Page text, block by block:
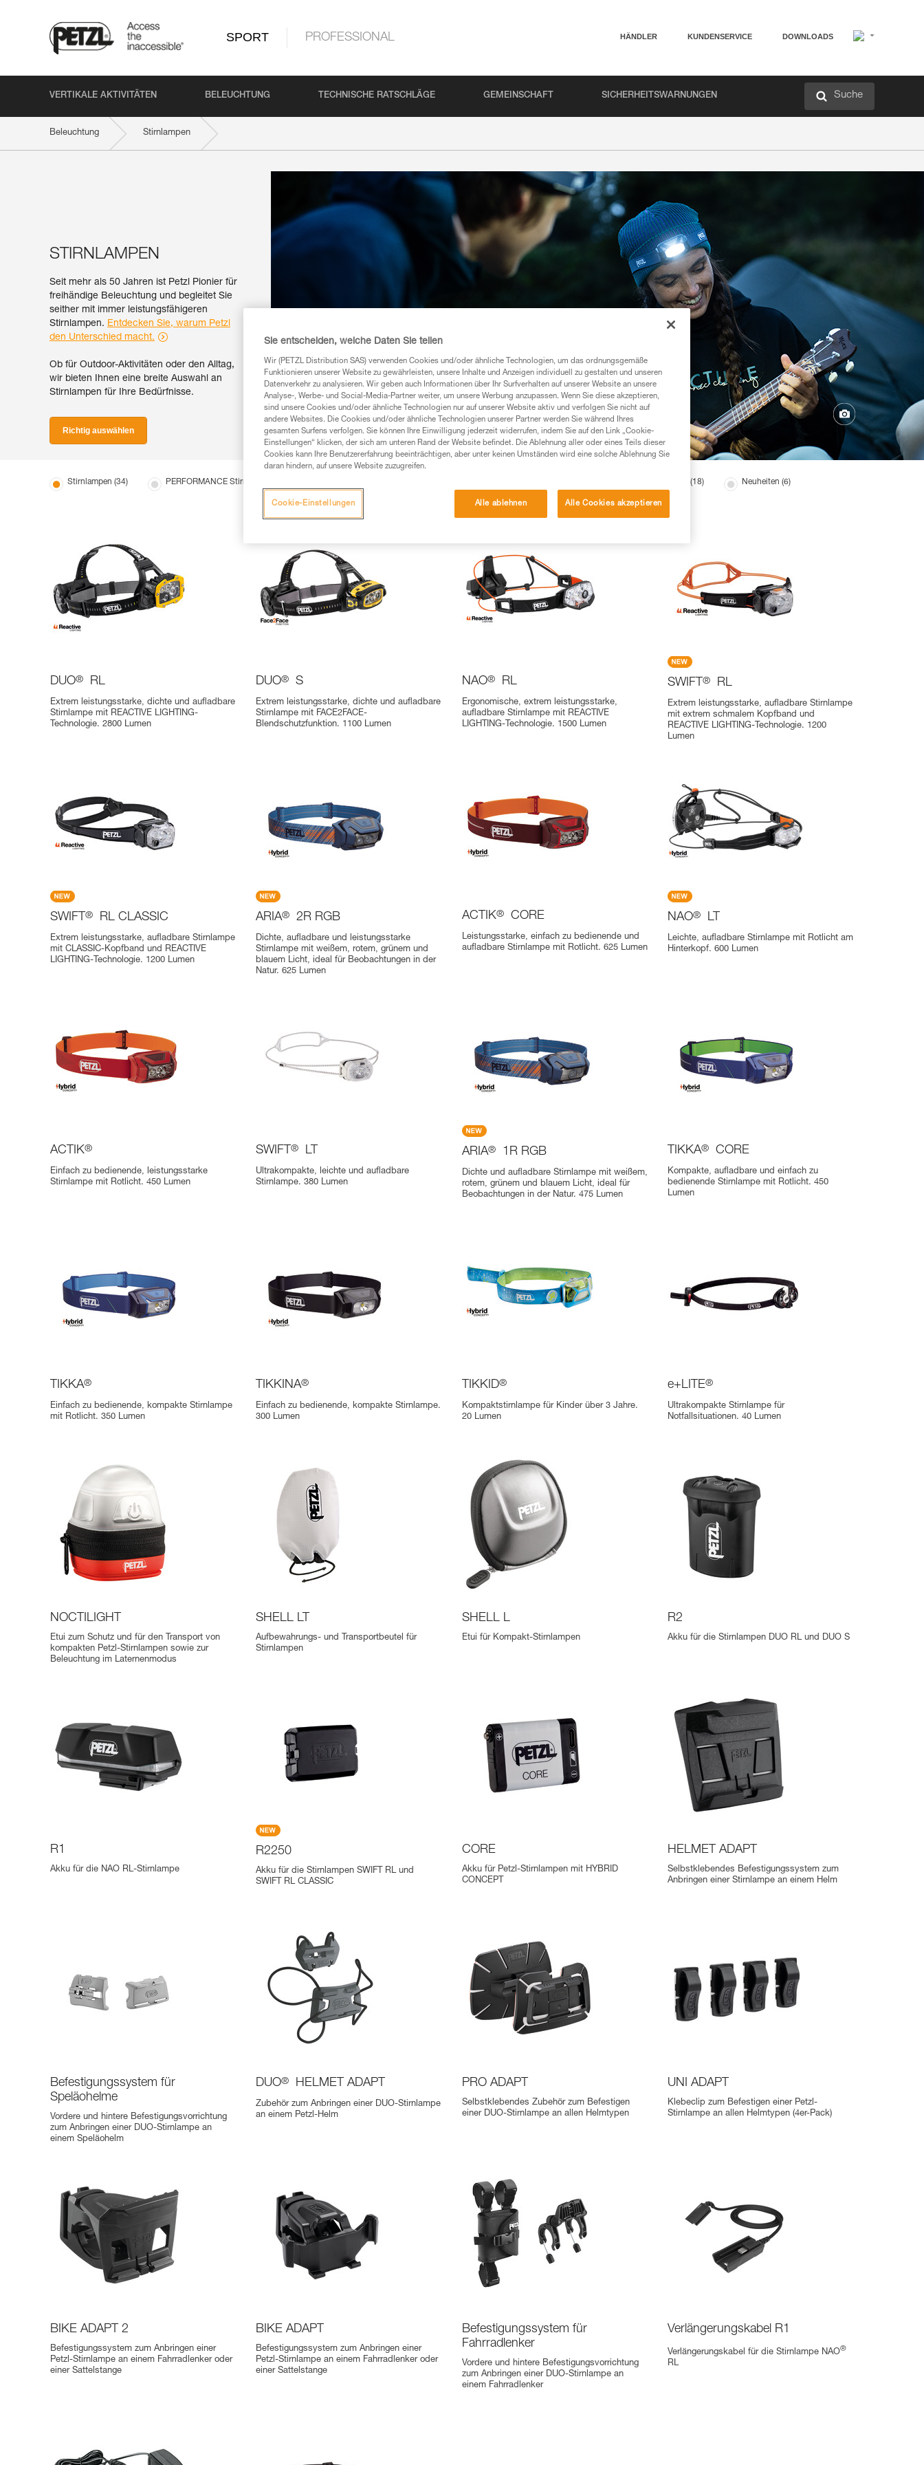
SPORT PROFESSIONAL HÄNDLER KUNDENSERVICE DOWNLOADS
VERTIKALE AKTIVITÄTEN BELEUCHTUNG TECHNISCHE RATSCHLÄGE GEMEINSCHAFT SICHERHEITSWARNUNGEN Suche
Beleuchtung Stirnlampen
STIRNLAMPEN
Seit mehr als 50 Jahren ist Petzl Pionier für
freihändige Beleuchtung und begleitet Sie
seither mit immer leistungsfähigeren
Stirnlampen. Entdecken Sie, warum Petzl
den Unterschied macht.
Ob für Outdoor-Aktivitäten oder den Alltag,
wir bieten Ihnen eine breite Auswahl an
Stirnlampen für Ihre Bedürfnisse.
Richtig auswählen
Stirnlampen (34) PERFORMANCE Stirnlampen (5) Zubehör für Stirnlampen (18) Neuheiten (6)
DUO® RL
Extrem leistungsstarke, dichte und aufladbare
Stirnlampe mit REACTIVE LIGHTING-
Technologie. 2800 Lumen
DUO® S
Extrem leistungsstarke, dichte und aufladbare
Stirnlampe mit FACE2FACE-
Blendschutzfunktion. 1100 Lumen
NAO® RL
Ergonomische, extrem leistungsstarke,
aufladbare Stirnlampe mit REACTIVE
LIGHTING-Technologie. 1500 Lumen
SWIFT ® RL
Extrem leistungsstarke, aufladbare Stirnlampe
mit extrem schmalem Kopfband und
REACTIVE LIGHTING-Technologie. 1200
Lumen
SWIFT® RL CLASSIC
Extrem leistungsstarke, aufladbare Stirnlampe
mit CLASSIC-Kopfband und REACTIVE
LIGHTING-Technologie. 1200 Lumen
ARIA® 2R RGB
Dichte, aufladbare und leistungsstarke
Stirnlampe mit weißem, rotem, grünem und
blauem Licht, ideal für Beobachtungen in der
Natur. 625 Lumen
ACTIK® CORE
Leistungsstarke, einfach zu bedienende und
aufladbare Stirnlampe mit Rotlicht. 625 Lumen
NAO® LT
Leichte, aufladbare Stirnlampe mit Rotlicht am
Hinterkopf. 600 Lumen
ACTIK®
Einfach zu bedienende, leistungsstarke
Stirnlampe mit Rotlicht. 450 Lumen
SWIFT® LT
Ultrakompakte, leichte und aufladbare
Stirnlampe. 380 Lumen
ARIA® 1R RGB
Dichte und aufladbare Stirnlampe mit weißem,
rotem, grünem und blauem Licht, ideal für
Beobachtungen in der Natur. 475 Lumen
TIKKA® CORE
Kompakte, aufladbare und einfach zu
bedienende Stirnlampe mit Rotlicht. 450
Lumen
TIKKA®
Einfach zu bedienende, kompakte Stirnlampe
mit Rotlicht. 350 Lumen
TIKKINA®
Einfach zu bedienende, kompakte Stirnlampe.
300 Lumen
TIKKID®
Kompaktstirnlampe für Kinder über 3 Jahre.
20 Lumen
e+LITE®
Ultrakompakte Stirnlampe für
Notfallsituationen. 40 Lumen
NOCTILIGHT
Etui zum Schutz und für den Transport von
kompakten Petzl-Stirnlampen sowie zur
Beleuchtung im Laternenmodus
SHELL LT
Aufbewahrungs- und Transportbeutel für
Stirnlampen
SHELL L
Etui für Kompakt-Stirnlampen
R2
Akku für die Stirnlampen DUO RL und DUO S
R1
Akku für die NAO RL-Stirnlampe
R2250
Akku für die Stirnlampen SWIFT RL und
SWIFT RL CLASSIC
CORE
Akku für Petzl-Stirnlampen mit HYBRID
CONCEPT
HELMET ADAPT
Selbstklebendes Befestigungssystem zum
Anbringen einer Stirnlampe an einem Helm
Befestigungssystem für
Speläohelme
Vordere und hintere Befestigungsvorrichtung
zum Anbringen einer DUO-Stirnlampe an
einem Speläohelm
DUO® HELMET ADAPT
Zubehör zum Anbringen einer DUO-Stirnlampe
an einem Petzl-Helm
PRO ADAPT
Selbstklebendes Zubehör zum Befestigen
einer DUO-Stirnlampe an allen Helmtypen
UNI ADAPT
Klebeclip zum Befestigen einer Petzl-
Stirnlampe an allen Helmtypen (4er-Pack)
BIKE ADAPT 2
Befestigungssystem zum Anbringen einer
Petzl-Stirnlampe an einem Fahrradlenker oder
einer Sattelstange
BIKE ADAPT
Befestigungssystem zum Anbringen einer
Petzl-Stirnlampe an einem Fahrradlenker oder
einer Sattelstange
Befestigungssystem für
Fahrradlenker
Vordere und hintere Befestigungsvorrichtung
zum Anbringen einer DUO-Stirnlampe an
einem Fahrradlenker
Verlängerungskabel R1
Verlängerungskabel für die Stirnlampe NAO®
RL
Sie entscheiden, welche Daten Sie teilen
Wir (PETZL Distribution SAS) verwenden Cookies und/oder ähnliche Technologien, um das ordnungsgemäße
Funktionieren unserer Website zu gewährleisten, unsere Inhalte und Anzeigen individuell zu gestalten und unseren
Datenverkehr zu analysieren. Wir geben auch Informationen über Ihr Surfverhalten auf unserer Website an unsere
Analyse-, Werbe- und Social-Media-Partner weiter, um unsere Werbung anzupassen. Wenn Sie diese akzeptieren,
sind unsere Cookies und/oder ähnliche Technologien nur auf unserer Website aktiv und verfolgen Sie nicht auf
andere Websites. Die Cookies und/oder ähnliche Technologien unserer Partner werden Sie während Ihres
gesamten Surfens verfolgen. Sie können Ihre Einwilligung jederzeit widerrufen, indem Sie auf den Link „Cookie-
Einstellungen“ klicken, der sich am unteren Rand der Website befindet. Die Ablehnung aller oder eines Teils dieser
Cookies kann Ihre Benutzererfahrung beeinträchtigen, aber unter keinen Umständen wird eine solche Ablehnung Sie
daran hindern, auf unsere Website zuzugreifen.
Alle ablehnen Alle Cookies akzeptieren
Cookie-Einstellungen